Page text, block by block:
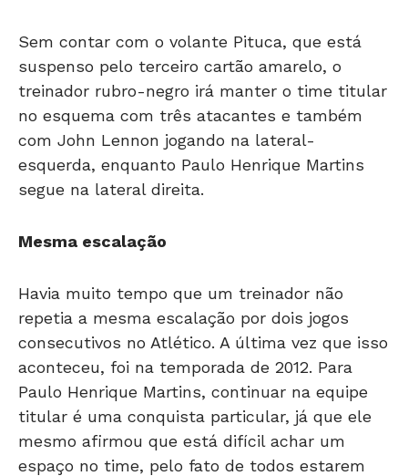
Sem contar com o volante Pituca, que está
suspenso pelo terceiro cartão amarelo, o
treinador rubro-negro irá manter o time titular
no esquema com três atacantes e também
com John Lennon jogando na lateral-
esquerda, enquanto Paulo Henrique Martins
segue na lateral direita.
Mesma escalação
Havia muito tempo que um treinador não
repetia a mesma escalação por dois jogos
consecutivos no Atlético. A última vez que isso
aconteceu, foi na temporada de 2012. Para
Paulo Henrique Martins, continuar na equipe
titular é uma conquista particular, já que ele
mesmo afirmou que está difícil achar um
espaço no time, pelo fato de todos estarem